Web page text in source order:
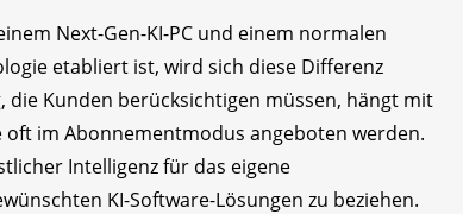
Next-Gen-KI-PC und einem normalen
etabliert ist, wird sich diese Differenz
die Kunden berücksichtigen müssen, hängt mit
oft im Abonnementmodus angeboten werden.
Intelligenz für das eigene
KI-Software-Lösungen zu beziehen.